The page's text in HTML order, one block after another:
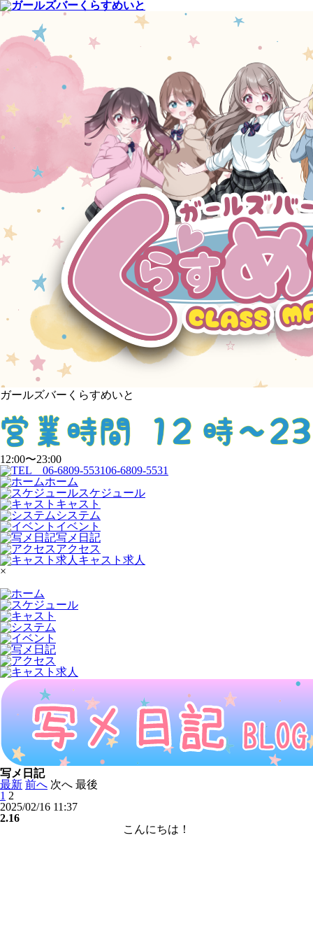
ガールズバーくらすめいと
12:00〜23:00
06-6809-5531
ホーム
スケジュール
キャスト
システム
イベント
写メ日記
アクセス
キャスト求人
×
写メ日記
最新 前へ 次へ 最後
1 2
2025/02/16 11:37
2.16
こんにちは！